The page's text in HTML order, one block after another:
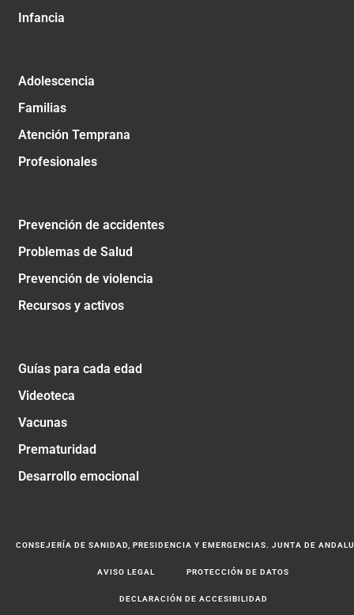
Infancia
Adolescencia
Familias
Atención Temprana
Profesionales
Prevención de accidentes
Problemas de Salud
Prevención de violencia
Recursos y activos
Guías para cada edad
Videoteca
Vacunas
Prematuridad
Desarrollo emocional
CONSEJERÍA DE SANIDAD, PRESIDENCIA Y EMERGENCIAS. JUNTA DE
AVISO LEGAL PROTECCIÓN DE DATOS
DECLARACIÓN DE ACCESIBILIDAD